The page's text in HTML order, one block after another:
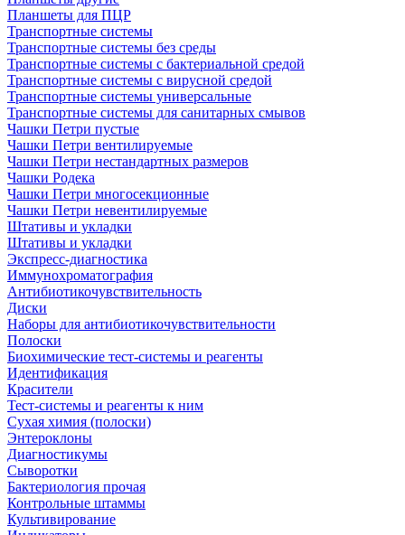
Планшеты для ПЦР
Транспортные системы
Транспортные системы без среды
Транспортные системы с бактериальной средой
Транспортные системы с вирусной средой
Транспортные системы универсальные
Транспортные системы для санитарных смывов
Чашки Петри пустые
Чашки Петри вентилируемые
Чашки Петри нестандартных размеров
Чашки Родека
Чашки Петри многосекционные
Чашки Петри невентилируемые
Штативы и укладки
Штативы и укладки
Экспресс-диагностика
Иммунохроматография
Антибиотикочувствительность
Диски
Наборы для антибиотикочувствительности
Полоски
Биохимические тест-системы и реагенты
Идентификация
Красители
Тест-системы и реагенты к ним
Сухая химия (полоски)
Энтероклоны
Диагностикумы
Сыворотки
Бактериология прочая
Контрольные штаммы
Культивирование